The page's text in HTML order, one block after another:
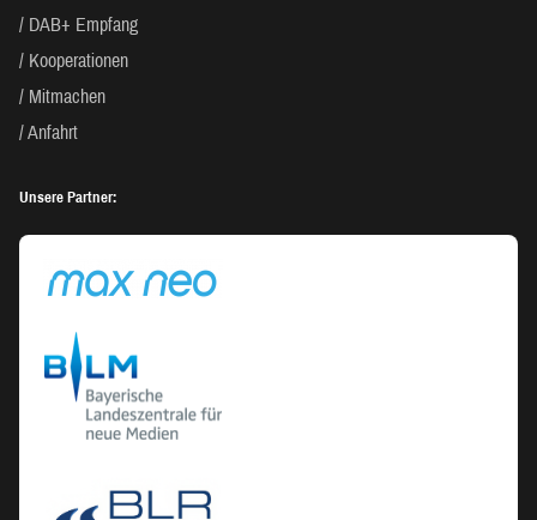
DAB+ Empfang
Kooperationen
Mitmachen
Anfahrt
Unsere Partner: